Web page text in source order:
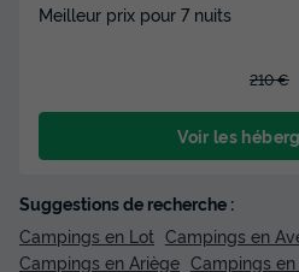
Meilleur prix pour 7 nuits
210 €
Voir les
Suggestions de recherche :
Campings en Lot Campings en
Campings en Ariège Campings